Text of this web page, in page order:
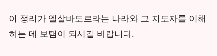
이 정리가 엘살바도르라는 나라와 그 지도자를 이해
하는 데 보탬이 되시길 바랍니다.